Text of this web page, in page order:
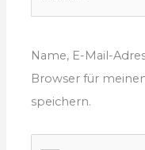
Name, E-Mail-
Browser für
speichern.